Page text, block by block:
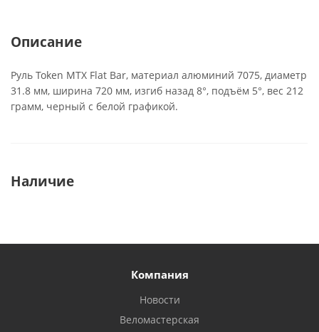
Описание
Руль Token MTX Flat Bar, материал алюминий 7075, диаметр
31.8 мм, ширина 720 мм, изгиб назад 8°, подъём 5°, вес 212
грамм, черный с белой графикой.
Наличие
Компания
Новости
Веломастерская